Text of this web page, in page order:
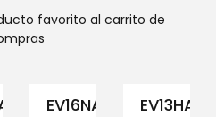
favorito al carrito de
EV16NAM152